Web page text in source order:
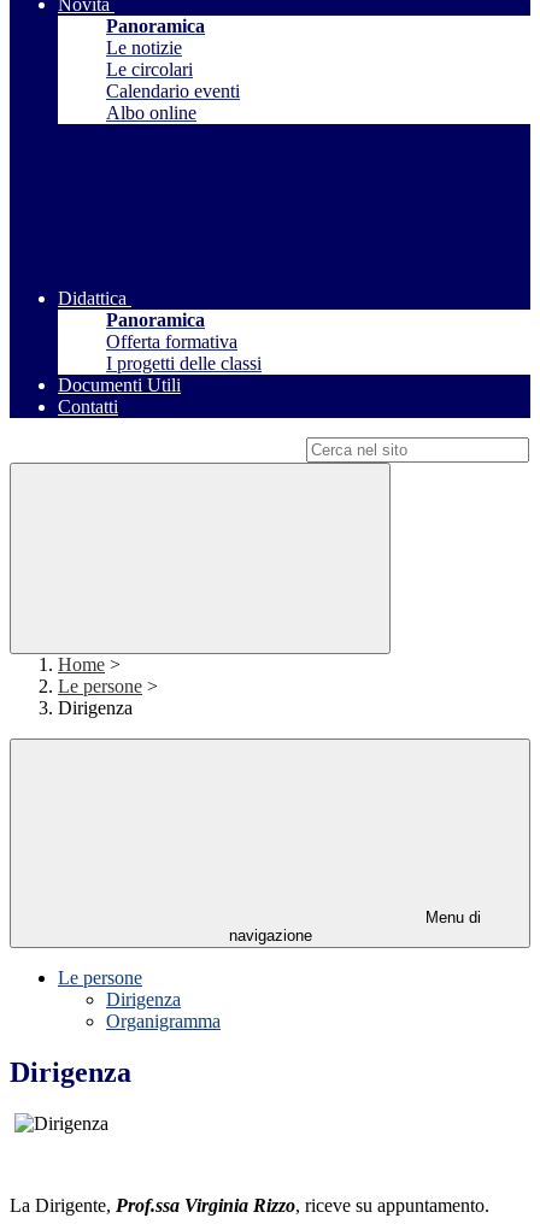
Novità
Panoramica
Le notizie
Le circolari
Calendario eventi
Albo online
Didattica
Panoramica
Offerta formativa
I progetti delle classi
Documenti Utili
Contatti
Home >
Le persone >
Dirigenza
Menu di
navigazione
Le persone
Dirigenza
Organigramma
Dirigenza
La Dirigente, Prof.ssa Virginia Rizzo, riceve su appuntamento.